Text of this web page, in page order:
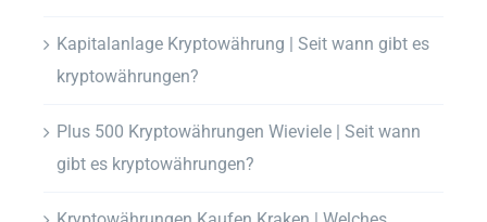
Kapitalanlage Kryptowährung | Seit wann gibt es
kryptowährungen?
Plus 500 Kryptowährungen Wieviele | Seit wann
gibt es kryptowährungen?